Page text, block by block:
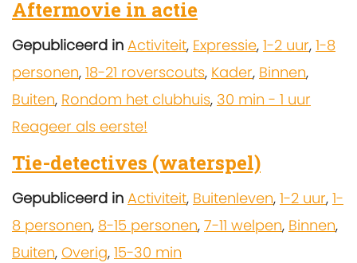
Aftermovie in actie
Gepubliceerd in Activiteit, Expressie, 1-2 uur, 1-8
personen, 18-21 roverscouts, Kader, Binnen,
Buiten, Rondom het clubhuis, 30 min - 1 uur
Reageer als eerste!
Tie-detectives (waterspel)
Gepubliceerd in Activiteit, Buitenleven, 1-2 uur, 1-
8 personen, 8-15 personen, 7-11 welpen, Binnen,
Buiten, Overig, 15-30 min